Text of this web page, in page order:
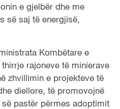
e gjelbër dhe me
së saj të energjisë,
Kombëtare e
rajoneve të minierave
zhvillimin e projekteve të
diellore, të promovojnë
pastër përmes adoptimit